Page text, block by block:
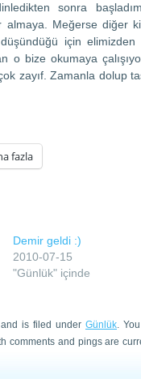
sonra
almaya. Meğerse diğer
için elimizden
o bize okumaya
zayıf. Zamanla dolup
fazla
Demir geldi :)
2010-07-15
"Günlük" içinde
is filed under Günlük .
comments and pings are